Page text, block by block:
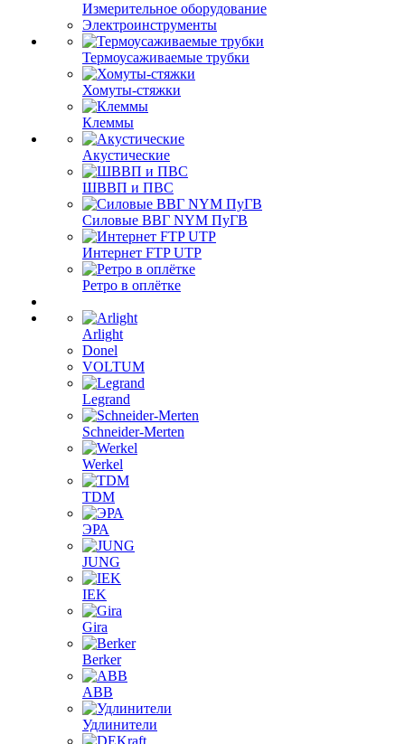
Измерительное оборудование
Электроинструменты
Термоусаживаемые трубки
Хомуты-стяжки
Клеммы
Акустические
ШВВП и ПВС
Силовые ВВГ NYM ПуГВ
Интернет FTP UTP
Ретро в оплётке
Arlight
Donel
VOLTUM
Legrand
Schneider-Merten
Werkel
TDM
ЭРА
JUNG
IEK
Gira
Berker
ABB
Удлинители